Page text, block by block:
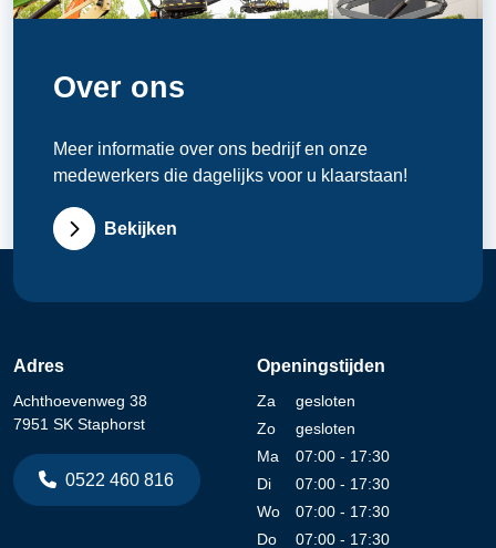
Over ons
Meer informatie over ons bedrijf en onze
medewerkers die dagelijks voor u klaarstaan!
Bekijken
Adres
Achthoevenweg 38
7951 SK Staphorst
0522 460 816
Openingstijden
Za
gesloten
Zo
gesloten
Ma
07:00 - 17:30
Di
07:00 - 17:30
Wo
07:00 - 17:30
Do
07:00 - 17:30